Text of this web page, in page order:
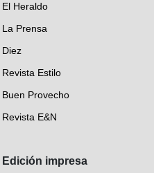
El Heraldo
La Prensa
Diez
Revista Estilo
Buen Provecho
Revista E&N
Edición impresa